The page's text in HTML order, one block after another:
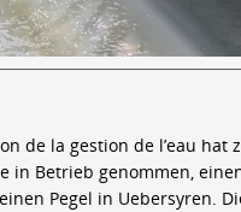
de la gestion de l’eau hat
in Betrieb genommen,
Pegel in Uebersyren.